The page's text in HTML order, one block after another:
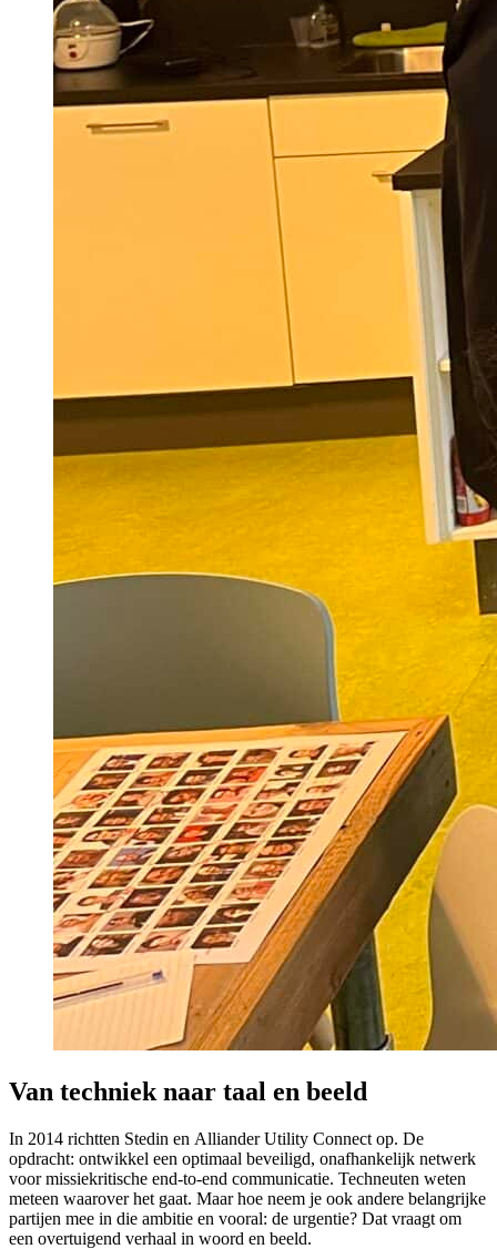
Van techniek naar taal en beeld
In 2014 richtten Stedin en Alliander Utility Connect op. De
opdracht: ontwikkel een optimaal beveiligd, onafhankelijk netwerk
voor missiekritische end-to-end communicatie. Techneuten weten
meteen waarover het gaat. Maar hoe neem je ook andere belangrijke
partijen mee in die ambitie en vooral: de urgentie? Dat vraagt om
een overtuigend verhaal in woord en beeld.